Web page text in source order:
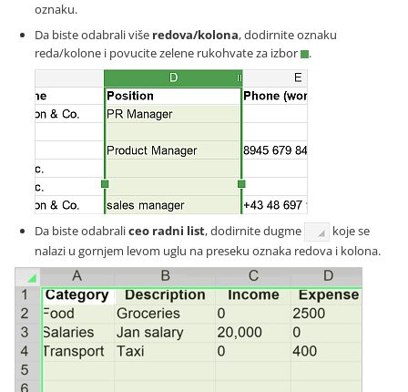
oznaku.
Da biste odabrali više redova/kolona, dodirnite oznaku
reda/kolone i povucite zelene rukohvate za izbor
.
Da biste odabraliceo radni list, dodirnite dugme
koje se
nalazi u gornjem levom uglu na preseku oznaka redova i kolona.